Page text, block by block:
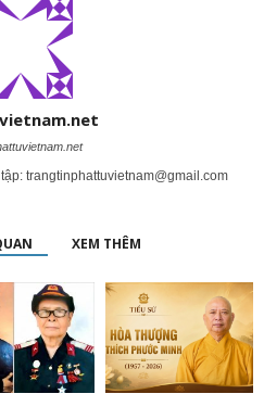
trangtinphattuvietnam@gmail.com
XEM THÊM